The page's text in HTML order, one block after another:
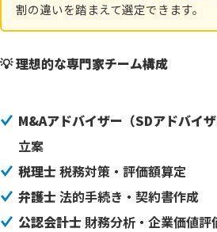
割の違いを踏まえて選定できます。
💡 理想的な専門家チーム構成
M&Aアドバイザー（SDアドバイザ
立案
税理士税務対策・評価額算定
弁護士法的手続き・契約書作成
公認会計士 財務分析・企業価値評